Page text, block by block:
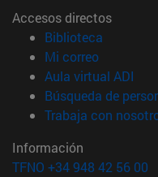
Accesos directos
Biblioteca
Mi correo(abre en
Aula virtual ADI
Búsqueda de
Trabaja con
Información
TFNO +34 948 42 56 00